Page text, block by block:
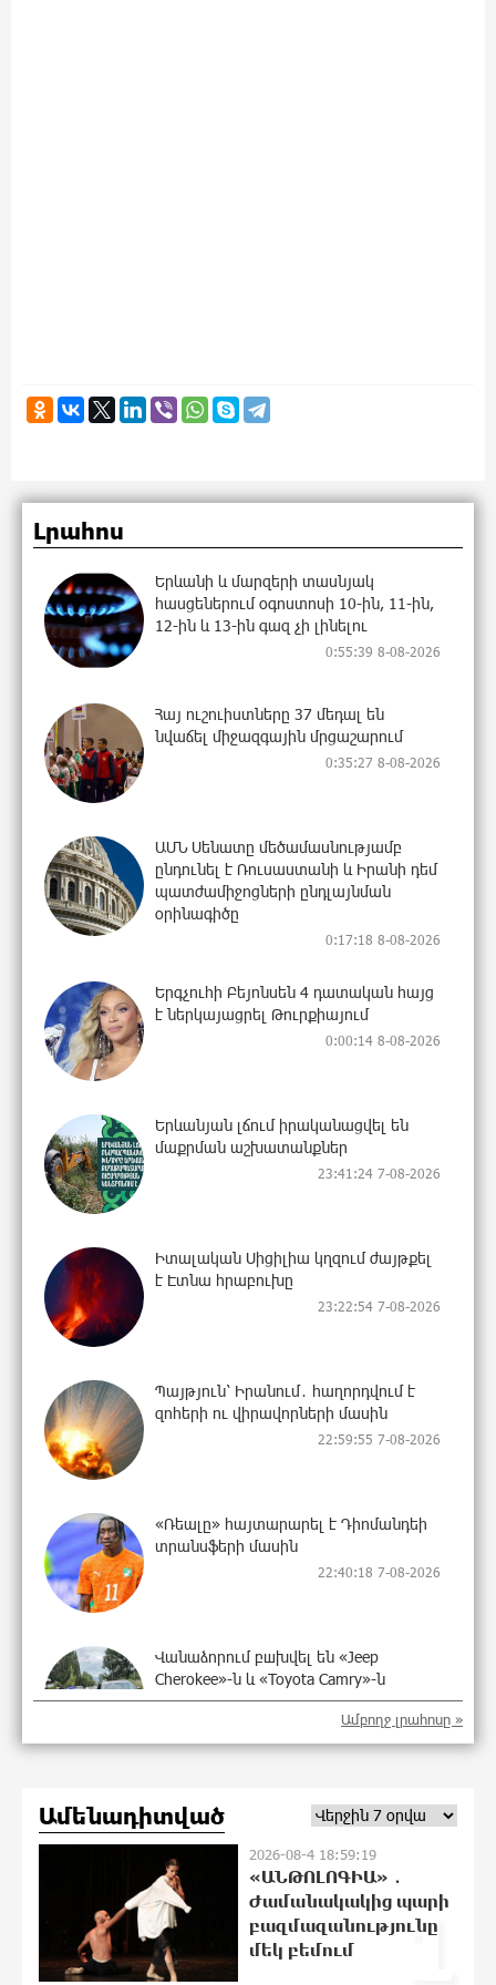
Լրահոս
Երևանի և մարզերի տասնյակ
հասցեներում օգոստոսի 10-ին, 11-ին,
12-ին և 13-ին գազ չի լինելու
0:55:39 8-08-2026
Հայ ուշուիստները 37 մեդալ են
նվաճել միջազգային մրցաշարում
0:35:27 8-08-2026
ԱՄՆ Սենատը մեծամասնությամբ
ընդունել է Ռուսաստանի և Իրանի դեմ
պատժամիջոցների ընդլայնման
օրինագիծը
0:17:18 8-08-2026
Երգչուհի Բեյոնսեն ​​4 դատական հայց
է ներկայացրել Թուրքիայում
0:00:14 8-08-2026
Երևանյան լճում իրականացվել են
մաքրման աշխատանքներ
23:41:24 7-08-2026
Իտալական Սիցիլիա կղզում ժայթքել
է Էտնա հրաբուխը
23:22:54 7-08-2026
Պայթյուն՝ Իրանում․ հաղորդվում է
զոհերի ու վիրավորների մասին
22:59:55 7-08-2026
«Ռեալը» հայտարարել է Դիոմանդեի
տրանսֆերի մասին
22:40:18 7-08-2026
Վանաձորում բшխվել են «Jeep
Cherokee»-ն և «Toyota Camry»-ն
22:21:15 7-08-2026
օգտագործել Starlink-ը Ռուսաստանի
դեմ հարվшծները կառավարելու
համար
22:03:58 7-08-2026
Երևանում և մարզերում
էլեկտրաէներգիայի ընդհատումներ
կլինեն
Ամբողջ լրահոսը »
Ամենադիտված
1
2026-08-4 18:59:19
«ԱՆԹՈԼՈԳԻԱ» ․
Ժամանակակից պարի
բազմազանությունը
մեկ բեմում